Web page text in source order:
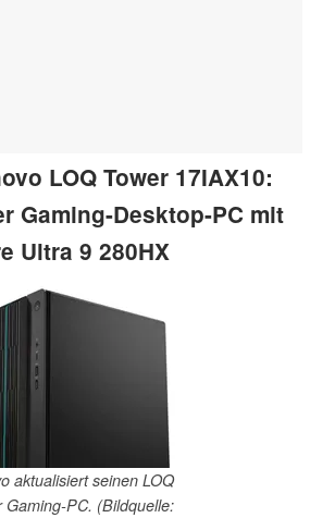
LOQ Tower 17IAX10:
Gaming-Desktop-PC mit
Ultra 9 280HX
aktualisiert seinen LOQ
Gaming-PC. (Bildquelle: